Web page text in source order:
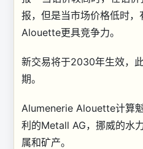
报，但是当市场价格低时
Alouette更具竞争力。
新交易将于2030年生效，
期。
Alumenerie Alouette计算
利的Metall AG，挪威的水
属和矿产。